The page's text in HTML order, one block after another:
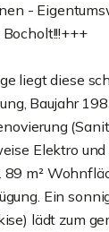
-
liegt diese
Baujahr
Elektro
m²
Ein
lädt zum